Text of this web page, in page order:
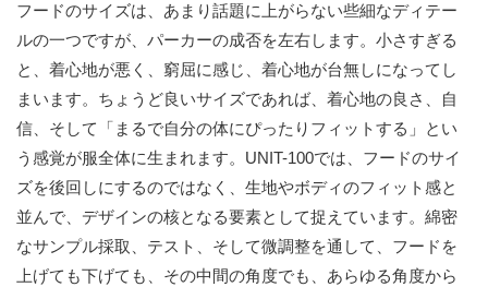
フードのサイズは、あまり話題に上がらない些細なディテー
ルの一つですが、パーカーの成否を左右します。小さすぎる
と、着心地が悪く、窮屈に感じ、着心地が台無しになってし
まいます。ちょうど良いサイズであれば、着心地の良さ、自
信、そして「まるで自分の体にぴったりフィットする」とい
う感覚が服全体に生まれます。UNIT-100では、フードのサイ
ズを後回しにするのではなく、生地やボディのフィット感と
並んで、デザインの核となる要素として捉えています。綿密
なサンプル採取、テスト、そして微調整を通して、フードを
上げても下げても、その中間の角度でも、あらゆる角度から